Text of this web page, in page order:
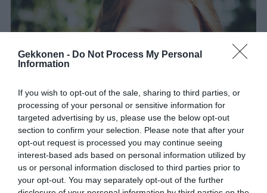
Gekkonen - Do Not Process My Personal
Information
If you wish to opt-out of the sale, sharing to third parties, or
processing of your personal or sensitive information for
targeted advertising by us, please use the below opt-out
section to confirm your selection. Please note that after your
opt-out request is processed you may continue seeing
interest-based ads based on personal information utilized by
us or personal information disclosed to third parties prior to
your opt-out. You may separately opt-out of the further
1. Hymyile paljon, äläkä valita
pikkuasioista